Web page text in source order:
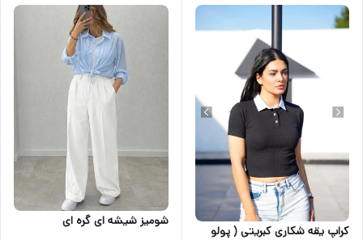
کراپ یقه شکاری کبریتی ( پولو
شومیز شیشه ای گره ای